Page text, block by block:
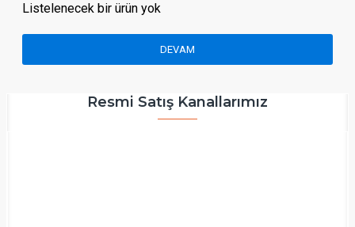
Listelenecek bir ürün yok
DEVAM
Resmi Satış Kanallarımız